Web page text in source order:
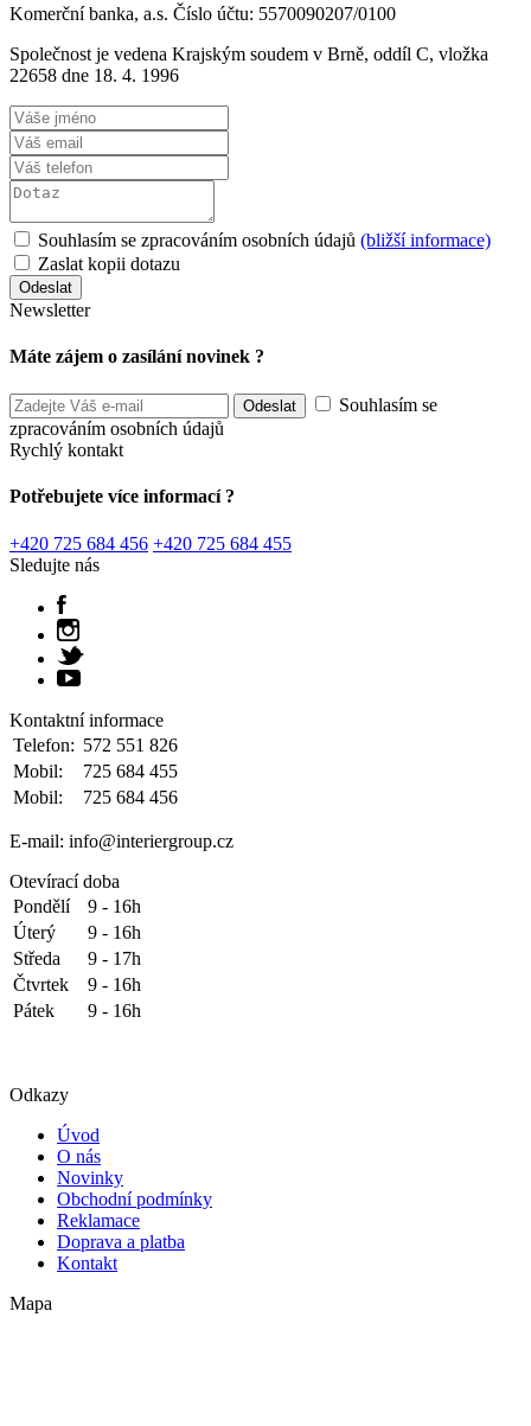
Komerční banka, a.s. Číslo účtu: 5570090207/0100
Společnost je vedena Krajským soudem v Brně, oddíl C, vložka
22658 dne 18. 4. 1996
Souhlasím se zpracováním osobních údajů (bližší informace)
Zaslat kopii dotazu
Newsletter
Máte zájem o zasílání novinek ?
Souhlasím se
zpracováním osobních údajů
Rychlý kontakt
Potřebujete více informací ?
+420 725 684 456 +420 725 684 455
Sledujte nás
Kontaktní informace
Telefon: 572 551 826
Mobil:
725 684 455
Mobil:
725 684 456
E-mail: info@interiergroup.cz
Otevírací doba
Pondělí
9 - 16h
Úterý
9 - 16h
Středa
9 - 17h
Čtvrtek
9 - 16h
Pátek
9 - 16h
Odkazy
Úvod
O nás
Novinky
Obchodní podmínky
Reklamace
Doprava a platba
Kontakt
Mapa